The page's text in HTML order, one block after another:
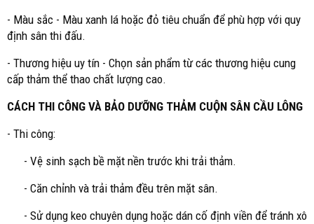
- Màu sắc - Màu xanh lá hoặc đỏ tiêu chuẩn để phù hợp với quy
định sân thi đấu.
- Thương hiệu uy tín - Chọn sản phẩm từ các thương hiệu cung
cấp thảm thể thao chất lượng cao.
CÁCH THI CÔNG VÀ BẢO DƯỠNG THẢM CUỘN SÂN CẦU LÔNG
- Thi công:
- Vệ sinh sạch bề mặt nền trước khi trải thảm.
- Căn chỉnh và trải thảm đều trên mặt sân.
- Sử dụng keo chuyên dụng hoặc dán cố định viền để tránh xô